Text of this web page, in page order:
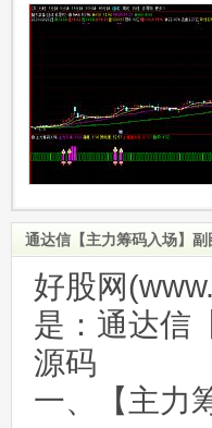
通达信【主力筹码入场】
好股网
是：通达信
源码
一、【主力